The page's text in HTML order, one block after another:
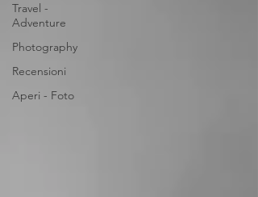
Travel -
Adventure
Photography
Recensioni
Aperi - Foto